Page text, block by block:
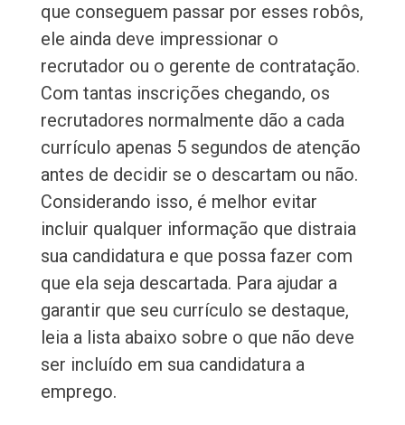
que conseguem passar por esses robôs,
ele ainda deve impressionar o
recrutador ou o gerente de contratação.
Com tantas inscrições chegando, os
recrutadores normalmente dão a cada
currículo apenas 5 segundos de atenção
antes de decidir se o descartam ou não.
Considerando isso, é melhor evitar
incluir qualquer informação que distraia
sua candidatura e que possa fazer com
que ela seja descartada. Para ajudar a
garantir que seu currículo se destaque,
leia a lista abaixo sobre o que não deve
ser incluído em sua candidatura a
emprego.